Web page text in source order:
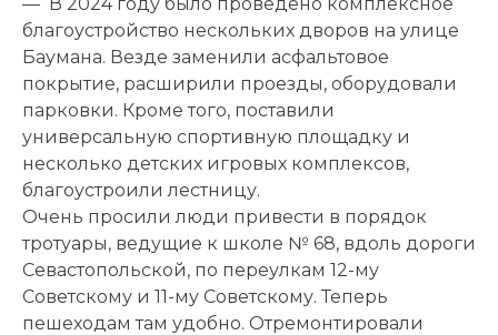
благоустройство нескольких дворов на улице
Баумана. Везде заменили асфальтовое
покрытие, расширили проезды, оборудовали
парковки. Кроме того, поставили
универсальную спортивную площадку и
несколько детских игровых комплексов,
благоустроили лестницу.
Очень просили люди привести в порядок
тротуары, ведущие к школе № 68, вдоль дороги
Севастопольской, по переулкам 12-му
Советскому и 11-му Советскому. Теперь
пешеходам там удобно. Отремонтировали